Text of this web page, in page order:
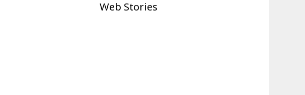
Web Stories
Dominant Dubai Victory
Auction Shock:
IPL Auction 2026 Shock:
Prithvi Shaw Goes